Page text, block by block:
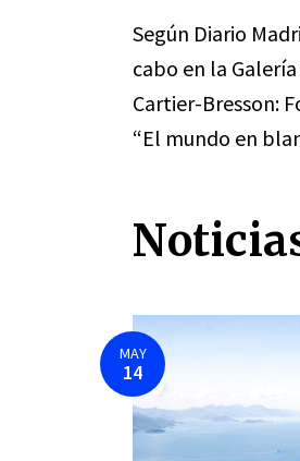
Según Diario
cabo en la
Cartier-Bresson:
“El mundo en
MAY
14